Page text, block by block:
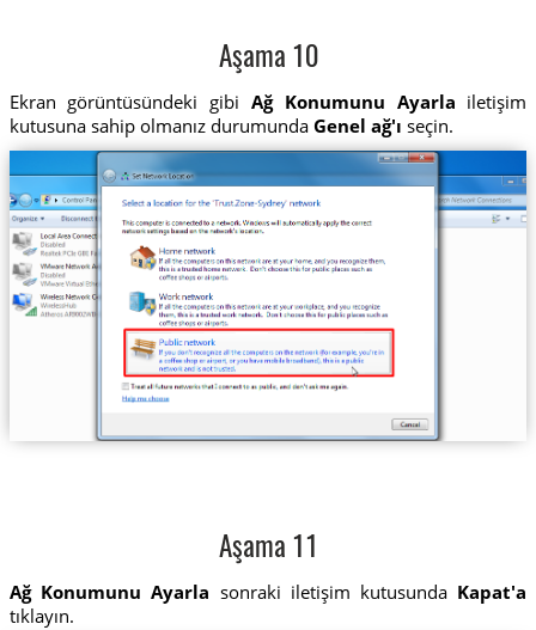
Aşama 10
Ekran görüntüsündeki gibi Ağ Konumunu Ayarla iletişim
kutusuna sahip olmanız durumunda Genel ağ'ı seçin.
Aşama 11
Ağ Konumunu Ayarla sonraki iletişim kutusunda Kapat'a
tıklayın.